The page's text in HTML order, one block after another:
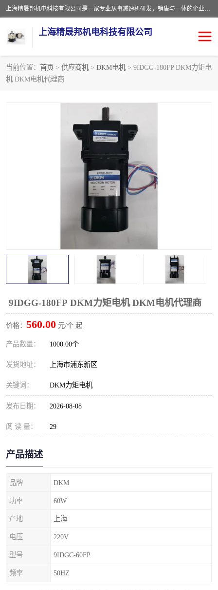
上海精晟邦机电科技有限公司是一家专业从事减速机研发，销售与一体的企业。公司拥有资深技术人员和技术团队服务人才，致力于为广大客户提供专业，细致的产品服务。主营产品有：中型减速电机，微型调速电机，精密行星减速机，蜗轮蜗杆减速机，RFKS四大系列减速机，SKM双曲面齿轮减速机，齿轮减速电机，行星减速机，防爆电机，变频器等系列；产品广泛用于汽车，船舶，能源，环保，包装，物流等领域，欢迎咨询。
上海精晟邦机电科技有限公司
当前位置： 首页 > 供应商机 > DKM电机 > 9IDGG-180FP DKM力矩电
机 DKM电机代理商
9IDGG-180FP DKM力矩电机 DKM电机代理商
价格： 560.00 元/个 起
产品数量： 1000.00个
发货地址： 上海市浦东新区
关键词： DKM力矩电机
发布日期： 2026-08-08
阅 读 量： 29
产品描述
品牌 DKM
功率 60W
产地 上海
电压 220V
型号 9IDGC-60FP
频率 50HZ
减速电机
精晟邦四大系列
精晟邦微型齿轮减速电机
晟邦电机
东元电机